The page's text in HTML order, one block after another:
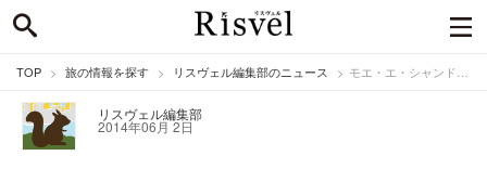
TOP 旅の情報を探す リスヴェル編集部のニュース モエ・エ・シャンドンが新たな至高の食を体験する最高の舞台を創り上げる
リスヴェル編集部
2014年06月 2日